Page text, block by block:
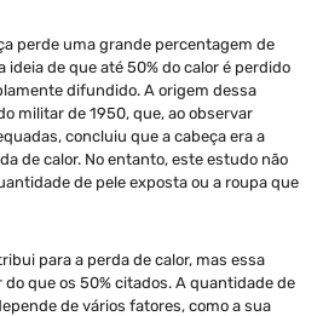
perde uma grande percentagem de
ideia de que até 50% do calor é perdido
difundido. A origem dessa
militar de 1950, que, ao observar
concluiu que a cabeça era a
de calor. No entanto, este estudo não
de pele exposta ou a roupa que
para a perda de calor, mas essa
que os 50% citados. A quantidade de
de vários fatores, como a sua